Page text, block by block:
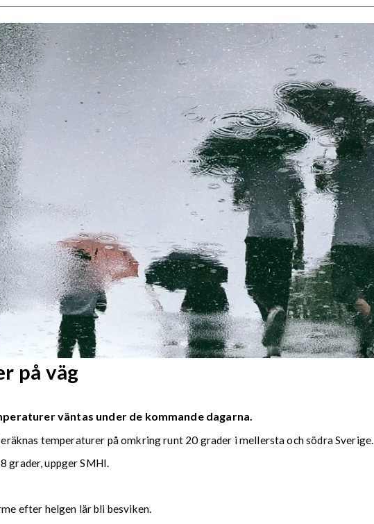
på väg
väntas under de kommande dagarna.
temperaturer på omkring runt 20 grader i mellersta och södra Sverige.
grader, uppger SMHI.
efter helgen lär bli besviken.